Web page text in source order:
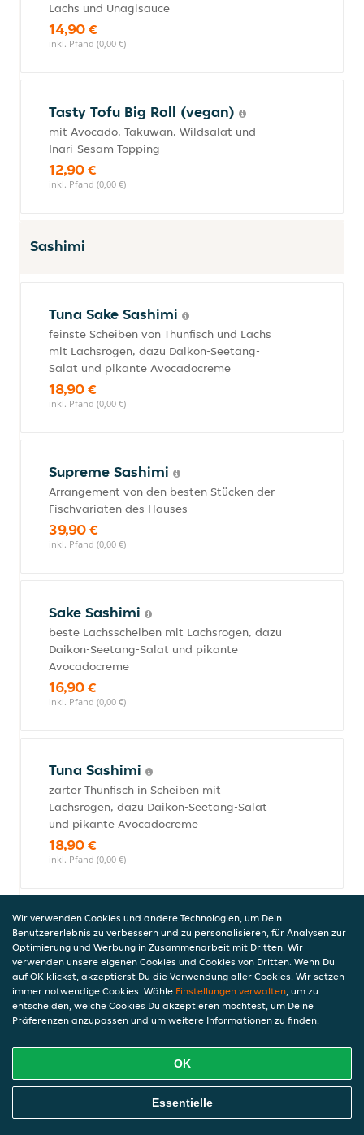
Lachs und Unagisauce
14,90 €
inkl. Pfand (0,00 €)
Tasty Tofu Big Roll (vegan)
mit Avocado, Takuwan, Wildsalat und
Inari-Sesam-Topping
12,90 €
inkl. Pfand (0,00 €)
Sashimi
Tuna Sake Sashimi
feinste Scheiben von Thunfisch und Lachs
mit Lachsrogen, dazu Daikon-Seetang-
Salat und pikante Avocadocreme
18,90 €
inkl. Pfand (0,00 €)
Supreme Sashimi
Arrangement von den besten Stücken der
Fischvariaten des Hauses
39,90 €
inkl. Pfand (0,00 €)
Sake Sashimi
beste Lachsscheiben mit Lachsrogen, dazu
Daikon-Seetang-Salat und pikante
Avocadocreme
16,90 €
inkl. Pfand (0,00 €)
Tuna Sashimi
zarter Thunfisch in Scheiben mit
Lachsrogen, dazu Daikon-Seetang-Salat
und pikante Avocadocreme
18,90 €
inkl. Pfand (0,00 €)
Sushi Boxen
Salmon Collection Sushi Box
4 Lachs Sashimi, 4 flambierte Lachs Nigiri,
6 Sake Avocado Maki, 4 The Most Wanted
inkl. Pfand (0,00 €)
Online Essen Bestellen
Wir verwenden Cookies und andere Technologien, um Dein
Benutzererlebnis zu verbessern und zu personalisieren, für Analysen zur
Optimierung und Werbung in Zusammenarbeit mit Dritten. Wir
verwenden unsere eigenen Cookies und Cookies von Dritten. Wenn Du
auf OK klickst, akzeptierst Du die Verwendung aller Cookies. Wir setzen
immer notwendige Cookies. Wähle Einstellungen verwalten, um zu
entscheiden, welche Cookies Du akzeptieren möchtest, um Deine
Präferenzen anzupassen und um weitere Informationen zu finden.
OK
Essentielle